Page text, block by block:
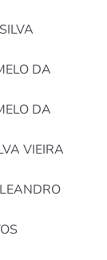
DA
DA
VIEIRA